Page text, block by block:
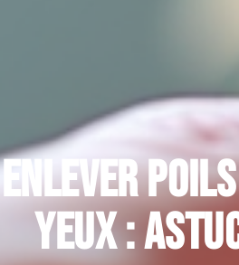
Enlever
yeux :